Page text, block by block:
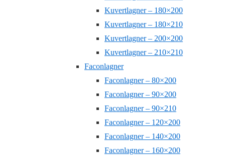
Kuvertlagner – 180×200
Kuvertlagner – 180×210
Kuvertlagner – 200×200
Kuvertlagner – 210×210
Faconlagner
Faconlagner – 80×200
Faconlagner – 90×200
Faconlagner – 90×210
Faconlagner – 120×200
Faconlagner – 140×200
Faconlagner – 160×200